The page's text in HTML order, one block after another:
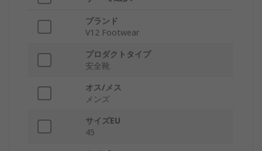
ブランド
V12 Footwear
プロダクトタイプ
安全靴
オス/メス
メンズ
サイズEU
45